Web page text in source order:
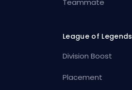
Teammate
League of Legends
Division Boost
Placement